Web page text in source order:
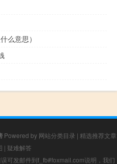
么意思）
Powered by 网站分类目录 | 精选推荐文章
| 疑难解答
可发邮件到f_fb#foxmail.com说明，我们